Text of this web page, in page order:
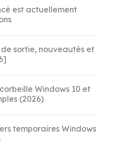
est actuellement
sortie, nouveautés et
Windows 10 et
(2026)
temporaires Windows